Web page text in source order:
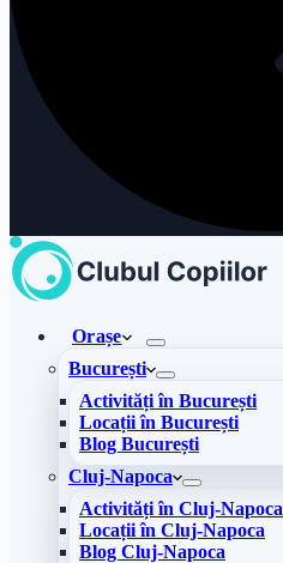
Orașe
București
Activități în București
Locații în București
Blog București
Cluj-Napoca
Activități în Cluj-Napoca
Locații în Cluj-Napoca
Blog Cluj-Napoca